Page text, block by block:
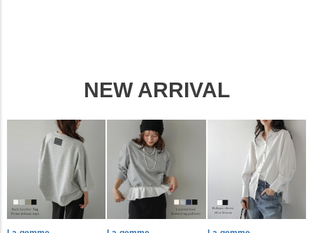
NEW ARRIVAL